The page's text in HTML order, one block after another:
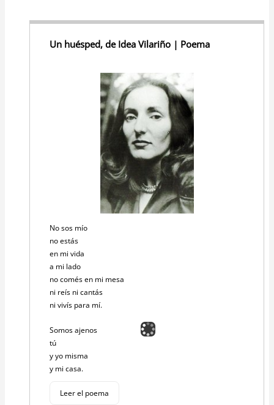
Un huésped, de Idea Vilariño | Poema
No sos mío
no estás
en mi vida
a mi lado
no comés en mi mesa
ni reís ni cantás
ni vivís para mí.
Somos ajenos
tú
y yo misma
y mi casa.
Leer el poema